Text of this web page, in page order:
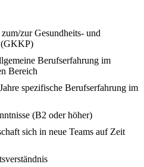
zur Gesundheits- und
(GKKP)
Berufserfahrung im
Bereich
spezifische Berufserfahrung im
(B2 oder höher)
sich in neue Teams auf Zeit